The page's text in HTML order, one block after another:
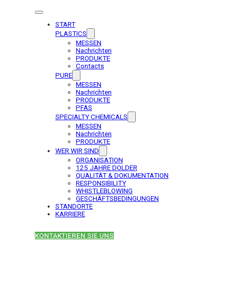
START
PLASTICS
MESSEN
Nachrichten
PRODUKTE
Contacts
PURE
MESSEN
Nachrichten
PRODUKTE
PFAS
SPECIALTY CHEMICALS
MESSEN
Nachrichten
PRODUKTE
WER WIR SIND
ORGANISATION
125 JAHRE DOLDER
QUALITÄT & DOKUMENTATION
RESPONSIBILITY
WHISTLEBLOWING
GESCHÄFTSBEDINGUNGEN
STANDORTE
KARRIERE
KONTAKTIEREN SIE UNS